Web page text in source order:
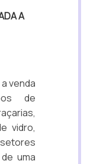
A
venda
de
vidro,
uma